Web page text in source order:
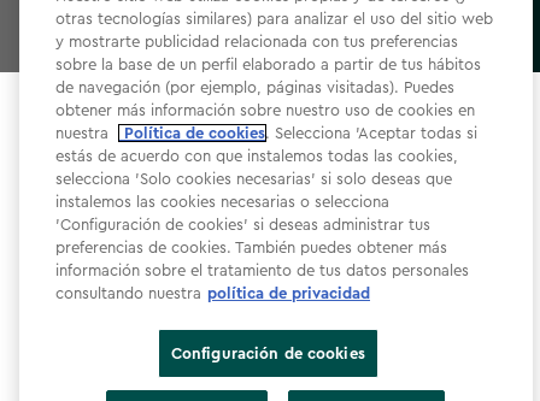
Select your store
It looks like you’re joining us from a different country.
At which store would you like to shop?
label.payment
Términos y condiciones de la web
Política de privacidad
Declaración de accesibilidad​
otras tecnologías similares) para analizar el uso del sitio web
y mostrarte publicidad relacionada con tus preferencias
sobre la base de un perfil elaborado a partir de tus hábitos
de navegación (por ejemplo, páginas visitadas). Puedes
obtener más información sobre nuestro uso de cookies en
nuestra
Política de cookies. Selecciona 'Aceptar todas si
estás de acuerdo con que instalemos todas las cookies,
selecciona 'Solo cookies necesarias' si solo deseas que
instalemos las cookies necesarias o selecciona
'Configuración de cookies' si deseas administrar tus
preferencias de cookies. También puedes obtener más
información sobre el tratamiento de tus datos personales
consultando nuestra política de privacidad
Configuración de cookies